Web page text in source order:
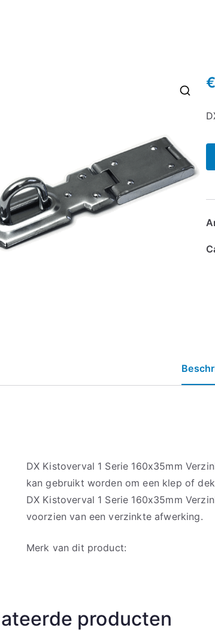
€
DX Kistoverval 1 Serie 160x35mm
kan gebruikt worden om een klep of
DX Kistoverval 1 Serie 160x35mm
voorzien van een verzinkte afwerking.
Merk van dit product:
producten